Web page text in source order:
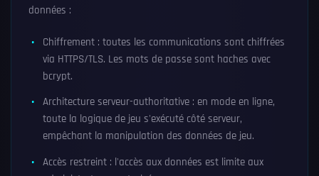
données :
Chiffrement : toutes les communications sont chiffrées
via HTTPS/TLS. Les mots de passe sont haches avec
bcrypt.
Architecture serveur-authoritative : en mode en ligne,
toute la logique de jeu s'exécuté côté serveur,
empêchant la manipulation des données de jeu.
Accès restreint : l'accès aux données est limite aux